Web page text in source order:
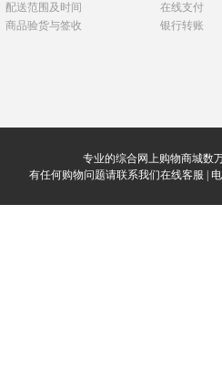
配送范围及时间
商品验货与签收
在线支付
银行转账
专业的综合网上购物商城数
有任何购物问题请联系我们在线客服 | 电